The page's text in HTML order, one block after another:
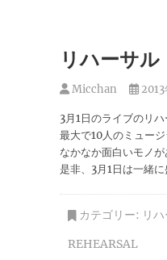
リハーサル
Micchan
3月1日のライブのリハ
最大で10人のミュー
なかなか面白いモノが
是非、3月1日は一緒に
カテゴリー: リ
REHEARSAL